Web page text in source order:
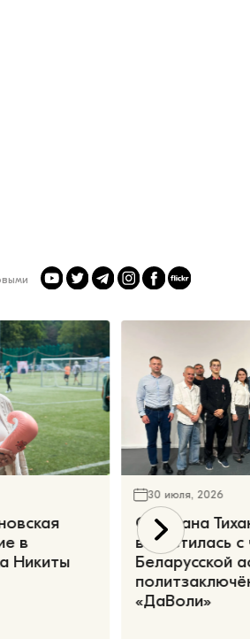
в
Никиты
30 июля, 2026
Светлана
встретилась
Беларусской
«ДаВоли»